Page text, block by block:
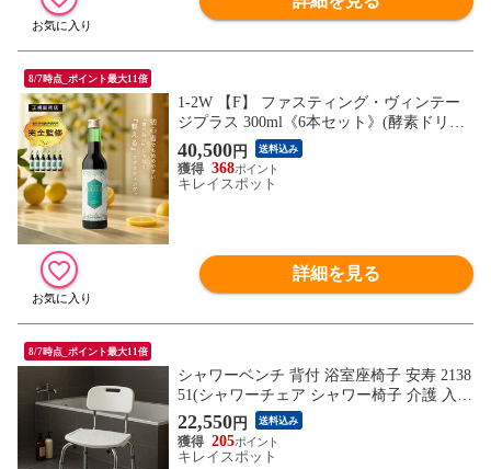
8/7時点_ポイント最大11倍
1-2W 【F】 ファスティング・ヴィンテー
ジプラス 300ml《6本セット》(酵素ドリン
ク ファスティング セット 酵素 ドリンク 1
日 断食 ミネラル 防腐剤 無添加 置き換え
ダイエット ファスティングドリンク 酵素
40,500円 送料込み
368
キレイスポット
詳細を見る
8/7時点_ポイント最大11倍
シャワーベンチ 背付 浴室座椅子 安寿 2138
51(シャワーチェア シャワー椅子 介護 入浴
椅子 入浴介助 イス お風呂 風呂)
22,550円 送料込み
205
キレイスポット